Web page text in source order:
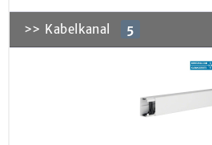
>> Kabelkanal 5